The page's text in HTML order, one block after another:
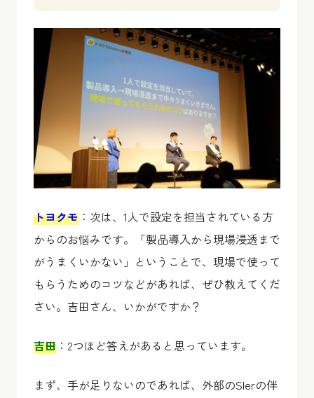
トヨクモ ：次は、1人で設定を担当されている方
からのお悩みです。「製品導入から現場浸透まで
がうまくいかない」ということで、現場で使って
もらうためのコツなどがあれば、ぜひ教えてくだ
さい。吉田さん、いかがですか？
吉田 ：2つほど答えがあると思っています。
まず、手が足りないのであれば、外部のSIerの伴